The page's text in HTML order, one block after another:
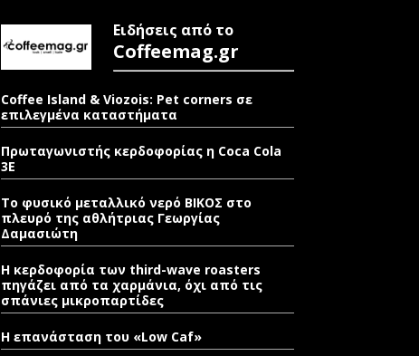
Ειδήσεις από το
Coffeemag.gr
Coffee Island & Viozois: Pet corners σε
επιλεγμένα καταστήματα
Πρωταγωνιστής κερδοφορίας η Coca Cola
3E
Το φυσικό μεταλλικό νερό ΒΙΚΟΣ στο
πλευρό της αθλήτριας Γεωργίας
Δαμασιώτη
Η κερδοφορία των third-wave roasters
πηγάζει από τα χαρμάνια, όχι από τις
σπάνιες μικροπαρτίδες
Η επανάσταση του «Low Caf»